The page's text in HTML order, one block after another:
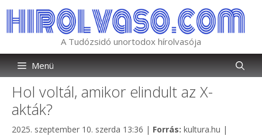
tartalomba
A Tudózsidó unortodox hírolvasója
Menü
Hol voltál, amikor elindult az X-
akták?
2025. szeptember 10. szerda 13:36 | Forrás: Kategória
kultura.hu |